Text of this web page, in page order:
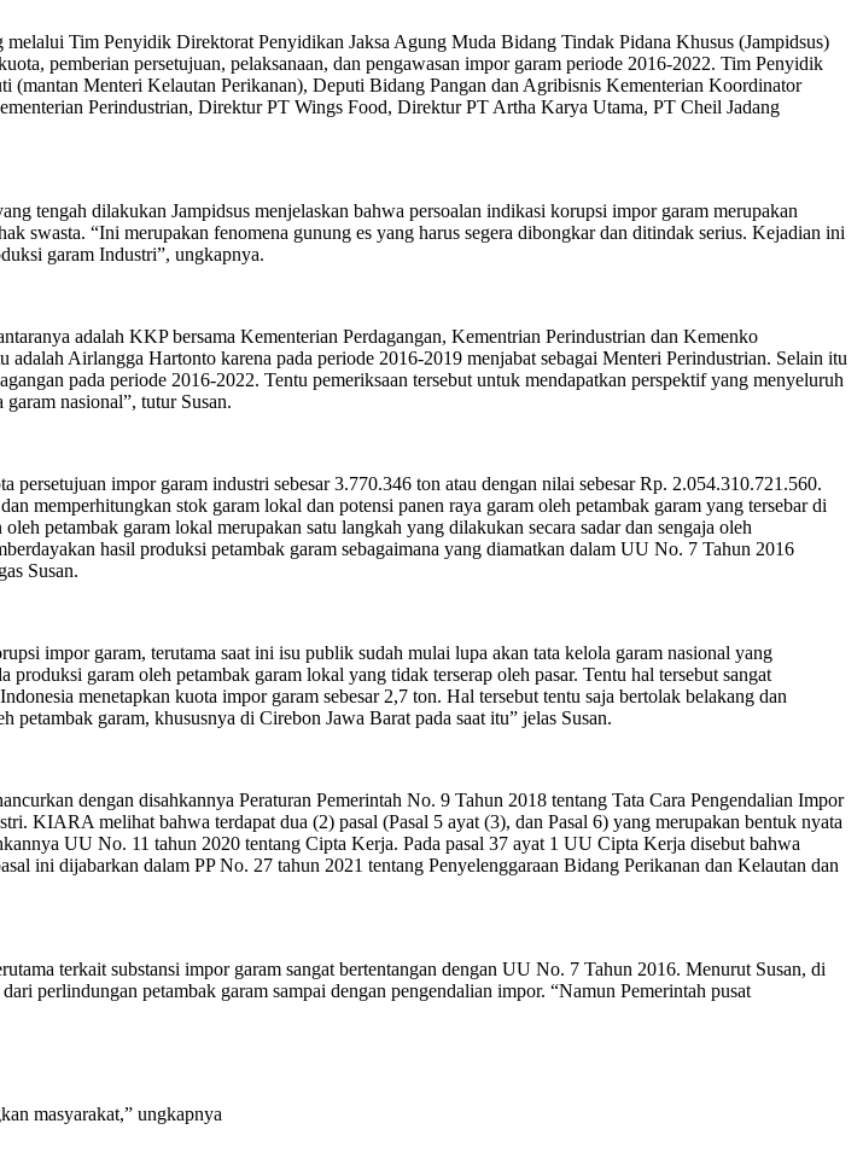
Tim Penyidik Direktorat Penyidikan Jaksa Agung Muda Bidang Tindak Pidana Khusus (Jampidsus)
pemberian persetujuan, pelaksanaan, dan pengawasan impor garam periode 2016-2022. Tim Penyidik
(mantan Menteri Kelautan Perikanan), Deputi Bidang Pangan dan Agribisnis Kementerian Koordinator
Perindustrian, Direktur PT Wings Food, Direktur PT Artha Karya Utama, PT Cheil Jadang
tengah dilakukan Jampidsus menjelaskan bahwa persoalan indikasi korupsi impor garam merupakan
swasta. “Ini merupakan fenomena gunung es yang harus segera dibongkar dan ditindak serius. Kejadian ini
garam Industri”, ungkapnya.
adalah KKP bersama Kementerian Perdagangan, Kementrian Perindustrian dan Kemenko
Airlangga Hartonto karena pada periode 2016-2019 menjabat sebagai Menteri Perindustrian. Selain itu
pada periode 2016-2022. Tentu pemeriksaan tersebut untuk mendapatkan perspektif yang menyeluruh
nasional”, tutur Susan.
impor garam industri sebesar 3.770.346 ton atau dengan nilai sebesar Rp. 2.054.310.721.560.
memperhitungkan stok garam lokal dan potensi panen raya garam oleh petambak garam yang tersebar di
petambak garam lokal merupakan satu langkah yang dilakukan secara sadar dan sengaja oleh
hasil produksi petambak garam sebagaimana yang diamatkan dalam UU No. 7 Tahun 2016
Susan.
impor garam, terutama saat ini isu publik sudah mulai lupa akan tata kelola garam nasional yang
garam oleh petambak garam lokal yang tidak terserap oleh pasar. Tentu hal tersebut sangat
menetapkan kuota impor garam sebesar 2,7 ton. Hal tersebut tentu saja bertolak belakang dan
garam, khususnya di Cirebon Jawa Barat pada saat itu” jelas Susan.
dengan disahkannya Peraturan Pemerintah No. 9 Tahun 2018 tentang Tata Cara Pengendalian Impor
KIARA melihat bahwa terdapat dua (2) pasal (Pasal 5 ayat (3), dan Pasal 6) yang merupakan bentuk nyata
UU No. 11 tahun 2020 tentang Cipta Kerja. Pada pasal 37 ayat 1 UU Cipta Kerja disebut bahwa
ini dijabarkan dalam PP No. 27 tahun 2021 tentang Penyelenggaraan Bidang Perikanan dan Kelautan dan
terkait substansi impor garam sangat bertentangan dengan UU No. 7 Tahun 2016. Menurut Susan, di
perlindungan petambak garam sampai dengan pengendalian impor. “Namun Pemerintah pusat
masyarakat,” ungkapnya